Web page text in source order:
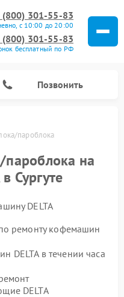
(800) 301-55-83
с 10:00 до 20:00
(800) 301-55-83
бесплатный по РФ
Позвонить
пароблока
на
Сургуте
DELTA
ремонту кофемашин
DELTA в течении часа
DELTA